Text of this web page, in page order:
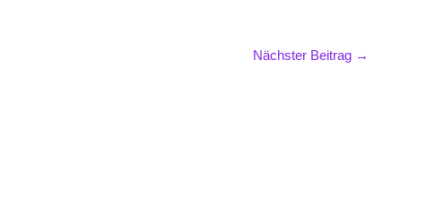
Nächster Beitrag →